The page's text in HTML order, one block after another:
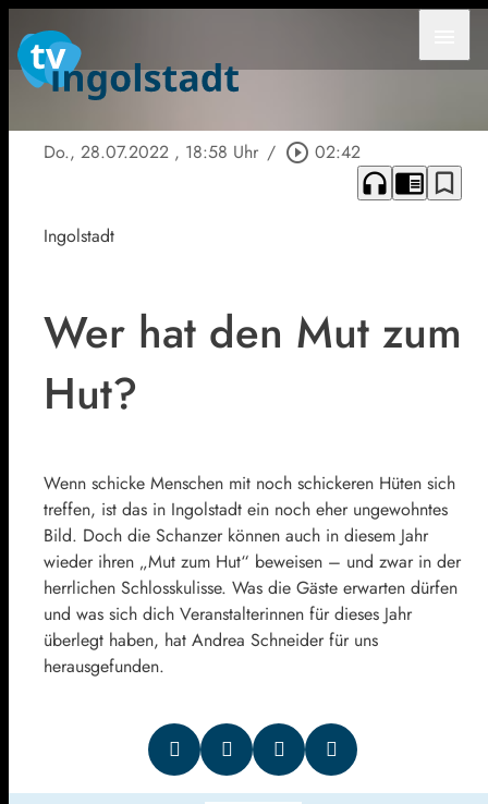
Do., 28.07.2022 , 18:58 Uhr / play_circle_outline 02:42
headphones chrome_reader_mode bookmark_border
Ingolstadt
Wer hat den Mut zum
Hut?
Wenn schicke Menschen mit noch schickeren Hüten sich
treffen, ist das in Ingolstadt ein noch eher ungewohntes
Bild. Doch die Schanzer können auch in diesem Jahr
wieder ihren „Mut zum Hut“ beweisen – und zwar in der
herrlichen Schlosskulisse. Was die Gäste erwarten dürfen
und was sich dich Veranstalterinnen für dieses Jahr
überlegt haben, hat Andrea Schneider für uns
herausgefunden.